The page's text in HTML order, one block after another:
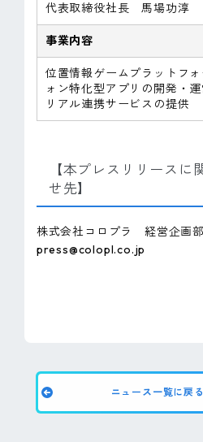
代表取締役社長 馬場功淳
事業内容
位置情報ゲームプラットフ
ォン特化型アプリの開発・運
リアル連携サービスの提供
【本プレスリリースに
せ先】
株式会社コロプラ 経営企画
press@colopl.co.jp
ニュース一覧に戻る